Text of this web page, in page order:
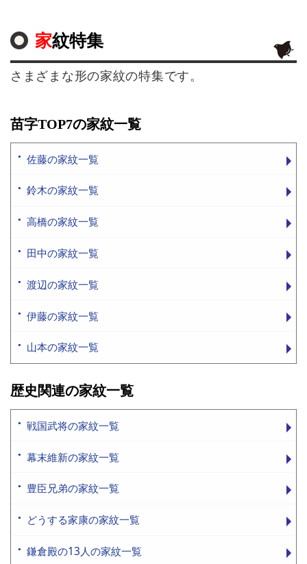
家紋特集
さまざまな形の家紋の特集です。
苗字TOP7の家紋一覧
佐藤の家紋一覧
鈴木の家紋一覧
高橋の家紋一覧
田中の家紋一覧
渡辺の家紋一覧
伊藤の家紋一覧
山本の家紋一覧
歴史関連の家紋一覧
戦国武将の家紋一覧
幕末維新の家紋一覧
豊臣兄弟の家紋一覧
どうする家康の家紋一覧
鎌倉殿の13人の家紋一覧